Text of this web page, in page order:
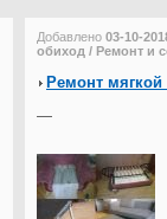
Добавлено 03-10-
обиход / Ремонт и
Ремонт
—